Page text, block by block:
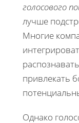
голосового
лучше
Многие
привлекать
Однако